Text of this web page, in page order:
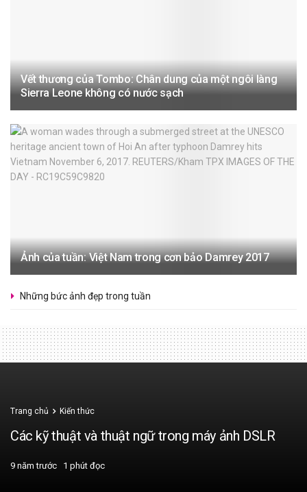
Vết thương của Tombo: Chân dung của một ngôi làng
Sierra Leone không có nước sạch
Ảnh của tuần: Việt Nam trong cơn bảo Damrey 2017
Những bức ảnh đẹp trong tuần
Trang chủ Kiến thức
Các kỹ thuật và thuật ngữ trong máy ảnh DSLR
9 năm trước 1 phút đọc